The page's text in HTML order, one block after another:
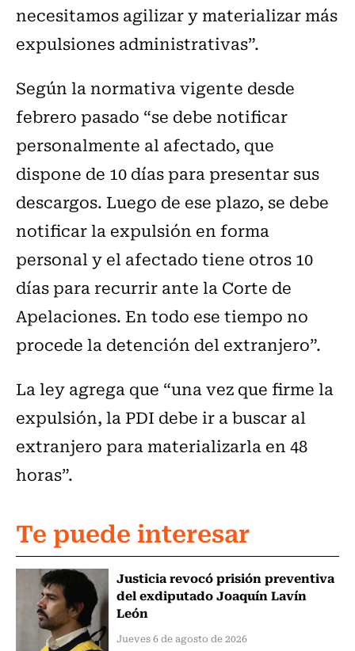
necesitamos agilizar y materializar más
expulsiones administrativas”.
Según la normativa vigente desde
febrero pasado “se debe notificar
personalmente al afectado, que
dispone de 10 días para presentar sus
descargos. Luego de ese plazo, se debe
notificar la expulsión en forma
personal y el afectado tiene otros 10
días para recurrir ante la Corte de
Apelaciones. En todo ese tiempo no
procede la detención del extranjero”.
La ley agrega que “una vez que firme la
expulsión, la PDI debe ir a buscar al
extranjero para materializarla en 48
horas”.
Te puede interesar
Justicia revocó prisión preventiva
del exdiputado Joaquín Lavín
León
Jueves 6 de agosto de 2026